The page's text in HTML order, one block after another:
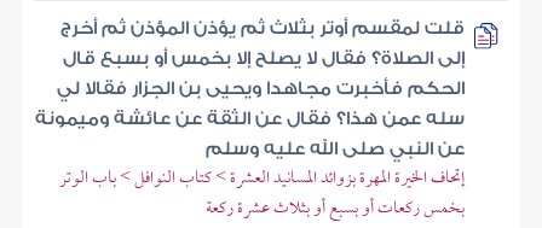
قلت لمقسم أوتر بثلاث ثم يؤذن المؤذن ثم أخرج
إلى الصلاة؟ فقال لا يصلح إلا بخمس أو بسبع قال
الحكم فأخبرت مجاهدا ويحيى بن الجزار فقالا لي
سله عمن هذا؟ فقال عن الثقة عن عائشة وميمونة
عن النبي صلى الله عليه وسلم
إتحاف الخيرة المهرة بزوائد المسانيد العشرة > كتاب النوافل > باب الوتر
بخمس ركعات أو بسبع أو بثلاث عشرة ركعة